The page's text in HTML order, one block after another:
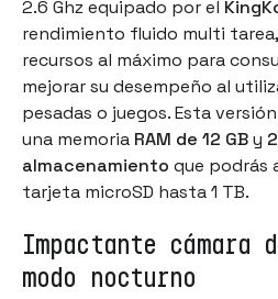
2.6 Ghz equipado por el
rendimiento fluido multi
recursos al máximo para
mejorar su desempeño al
pesadas o juegos. Esta
una memoria RAM de 12 GBy
almacenamiento que podrás
tarjeta microSD hasta 1 TB.
Impactante cámara
modo nocturno